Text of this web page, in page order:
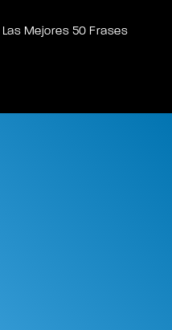
Las Mejores 50 Frases